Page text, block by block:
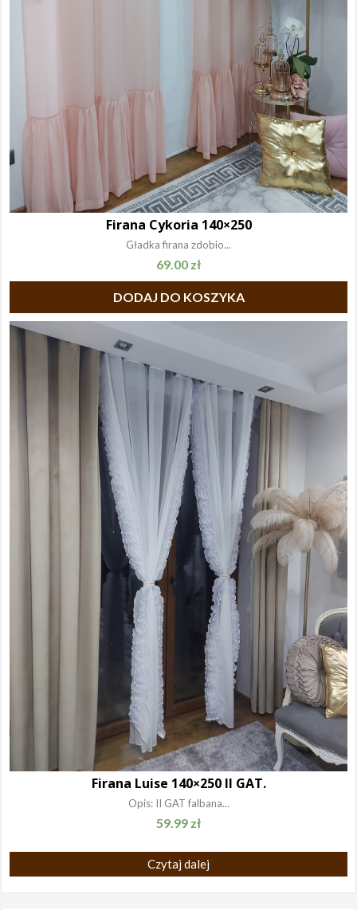
Firana Cykoria 140×250
Gładka firana zdobio...
69.00 zł
DODAJ DO KOSZYKA
Firana Luise 140×250 II GAT.
Opis: II GAT falbana...
59.99 zł
Czytaj dalej